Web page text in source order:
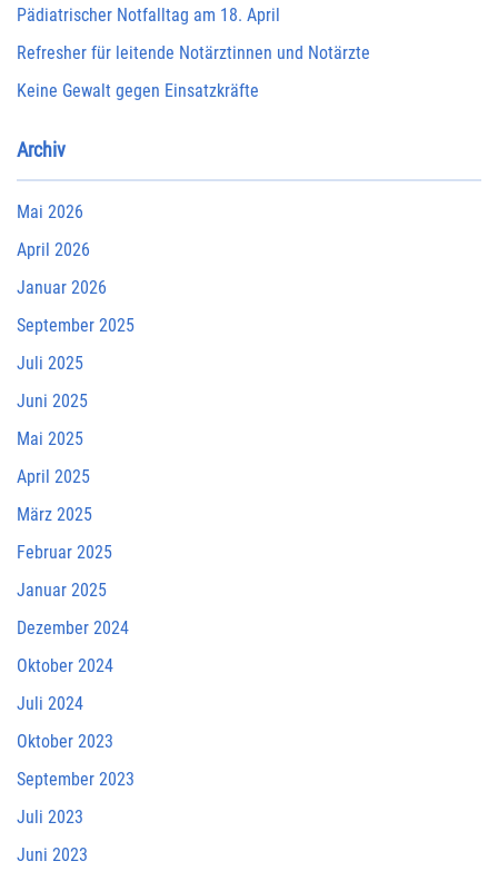
Pädiatrischer Notfalltag am 18. April
Refresher für leitende Notärztinnen und Notärzte
Keine Gewalt gegen Einsatzkräfte
Archiv
Mai 2026
April 2026
Januar 2026
September 2025
Juli 2025
Juni 2025
Mai 2025
April 2025
März 2025
Februar 2025
Januar 2025
Dezember 2024
Oktober 2024
Juli 2024
Oktober 2023
September 2023
Juli 2023
Juni 2023